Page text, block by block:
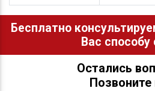
Бесплатно
Вас способу
Остались
Позвоните